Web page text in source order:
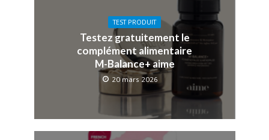
TEST PRODUIT
Testez gratuitement le
complément alimentaire
M-Balance+ aime
20 mars 2026